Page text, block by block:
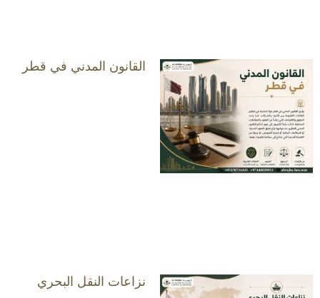
القانون المدني في قطر
نزاعات النقل البحري